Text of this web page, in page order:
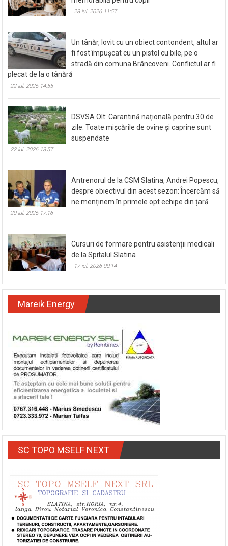
28 iul. 2026 11:57
Un tânăr, lovit cu un obiect contondent, altul ar
fi fost împușcat cu un pistol cu bile, pe o
stradă din comuna Brâncoveni. Conflictul ar fi
plecat de la o tânără
22 iul. 2026 14:55
DSVSA Olt: Carantină națională pentru 30 de
zile. Toate mișcările de ovine și caprine sunt
suspendate
22 iul. 2026 13:57
Antrenorul de la CSM Slatina, Andrei Popescu,
despre obiectivul din acest sezon: Încercăm să
ne menținem în primele opt echipe din țară
20 iul. 2026 17:16
Cursuri de formare pentru asistenții medicali
de la Spitalul Slatina
17 iul. 2026 00:14
Mareik Energy
SC TOPO MSELF NEXT